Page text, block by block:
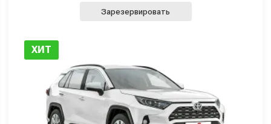
Зарезервировать
ХИТ